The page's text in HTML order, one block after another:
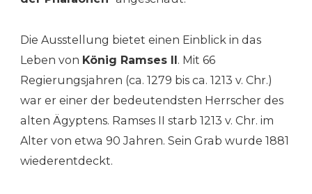
Die Ausstellung bietet einen Einblick in das
Leben von König Ramses II. Mit 66
Regierungsjahren (ca. 1279 bis ca. 1213 v. Chr.)
war er einer der bedeutendsten Herrscher des
alten Ägyptens. Ramses II starb 1213 v. Chr. im
Alter von etwa 90 Jahren. Sein Grab wurde 1881
wiederentdeckt.